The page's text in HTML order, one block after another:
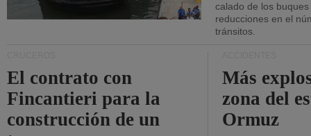
calado de los
reducciones en el
tránsitos.
El contrato con
Fincantieri para la
construcción de un
Más
zona del
Ormuz